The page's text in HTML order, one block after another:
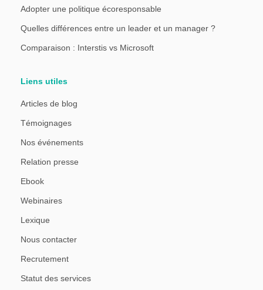
Adopter une politique écoresponsable
Quelles différences entre un leader et un manager ?
Comparaison : Interstis vs Microsoft
Liens utiles
Articles de blog
Témoignages
Nos événements
Relation presse
Ebook
Webinaires
Lexique
Nous contacter
Recrutement
Statut des services